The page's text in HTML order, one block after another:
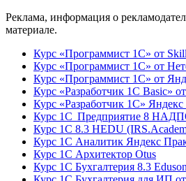
Реклама, информация о
материале.
Курс «Программист 1С» от
Курс «Программист 1С» от
Курс «Программист 1С» от
Курс «Разработчик 1С Basic»
Курс «Разработчик 1С»
Курс 1С Предприятие 8
Курс 1С 8.3 HEDU
Курс 1С Аналитик Яндекс
Курс 1С Архитектор Otus
Курс 1С Бухгалтерия 8.3